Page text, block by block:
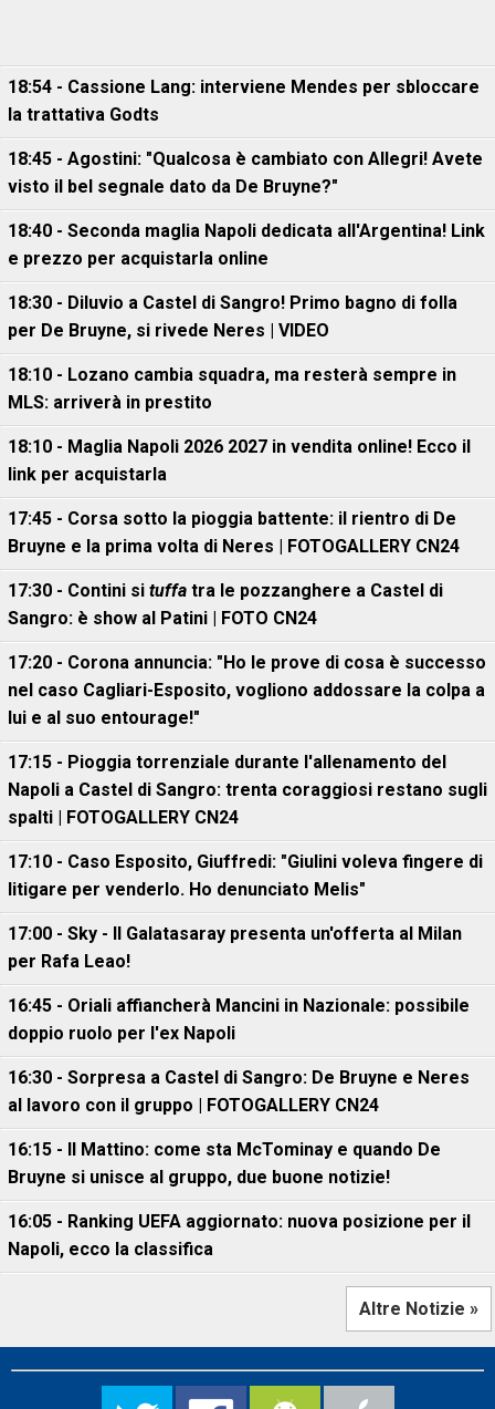
18:54 - Cassione Lang: interviene Mendes per sbloccare
la trattativa Godts
18:45 - Agostini: "Qualcosa è cambiato con Allegri! Avete
visto il bel segnale dato da De Bruyne?"
18:40 - Seconda maglia Napoli dedicata all'Argentina! Link
e prezzo per acquistarla online
18:30 - Diluvio a Castel di Sangro! Primo bagno di folla
per De Bruyne, si rivede Neres | VIDEO
18:10 - Lozano cambia squadra, ma resterà sempre in
MLS: arriverà in prestito
18:10 - Maglia Napoli 2026 2027 in vendita online! Ecco il
link per acquistarla
17:45 - Corsa sotto la pioggia battente: il rientro di De
Bruyne e la prima volta di Neres | FOTOGALLERY CN24
17:30 - Contini si tuffa tra le pozzanghere a Castel di
Sangro: è show al Patini | FOTO CN24
17:20 - Corona annuncia: "Ho le prove di cosa è successo
nel caso Cagliari-Esposito, vogliono addossare la colpa a
lui e al suo entourage!"
17:15 - Pioggia torrenziale durante l'allenamento del
Napoli a Castel di Sangro: trenta coraggiosi restano sugli
spalti | FOTOGALLERY CN24
17:10 - Caso Esposito, Giuffredi: "Giulini voleva fingere di
litigare per venderlo. Ho denunciato Melis"
17:00 - Sky - Il Galatasaray presenta un'offerta al Milan
per Rafa Leao!
16:45 - Oriali affiancherà Mancini in Nazionale: possibile
doppio ruolo per l'ex Napoli
16:30 - Sorpresa a Castel di Sangro: De Bruyne e Neres
al lavoro con il gruppo | FOTOGALLERY CN24
16:15 - Il Mattino: come sta McTominay e quando De
Bruyne si unisce al gruppo, due buone notizie!
16:05 - Ranking UEFA aggiornato: nuova posizione per il
Napoli, ecco la classifica
Altre Notizie »